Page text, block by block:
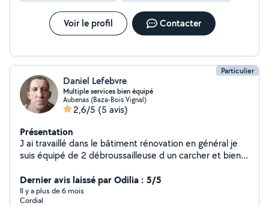
Voir le profil Contacter
Particulier
Daniel Lefebvre
Multiple services bien équipé
Aubenas (Baza-Bois Vignal)
2,6/5 (5 avis)
Présentation
J ai travaillé dans le bâtiment rénovation en général je
suis équipé de 2 débroussailleuse d un carcher et bien d
Dernier avis laissé par Odilia : 5/5
Il y a plus de 6 mois
Cordial